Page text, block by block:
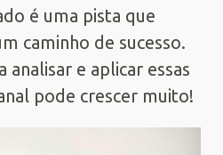
é uma pista que
caminho de sucesso.
analisar e aplicar essas
pode crescer muito!